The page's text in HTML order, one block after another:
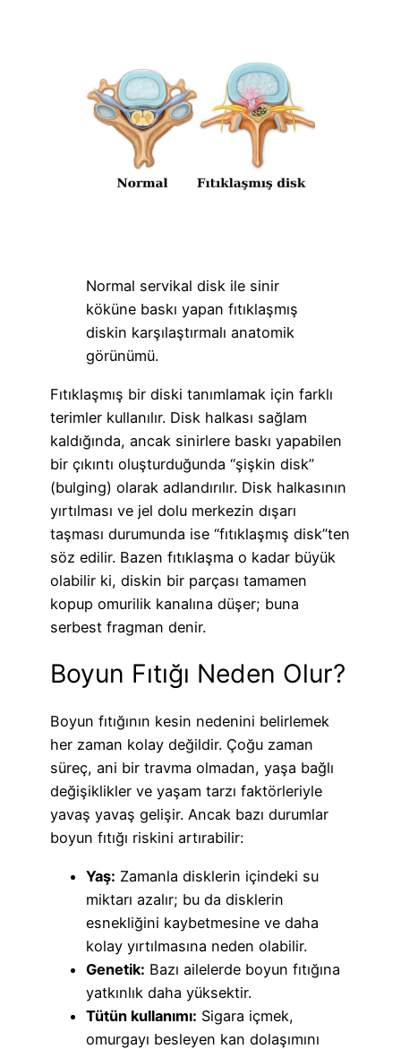
Normal servikal disk ile sinir
köküne baskı yapan fıtıklaşmış
diskin karşılaştırmalı anatomik
görünümü.
Fıtıklaşmış bir diski tanımlamak için farklı
terimler kullanılır. Disk halkası sağlam
kaldığında, ancak sinirlere baskı yapabilen
bir çıkıntı oluşturduğunda “şişkin disk”
(bulging) olarak adlandırılır. Disk halkasının
yırtılması ve jel dolu merkezin dışarı
taşması durumunda ise “fıtıklaşmış disk”ten
söz edilir. Bazen fıtıklaşma o kadar büyük
olabilir ki, diskin bir parçası tamamen
kopup omurilik kanalına düşer; buna
serbest fragman denir.
Boyun Fıtığı Neden Olur?
Boyun fıtığının kesin nedenini belirlemek
her zaman kolay değildir. Çoğu zaman
süreç, ani bir travma olmadan, yaşa bağlı
değişiklikler ve yaşam tarzı faktörleriyle
yavaş yavaş gelişir. Ancak bazı durumlar
boyun fıtığı riskini artırabilir:
Yaş: Zamanla disklerin içindeki su
miktarı azalır; bu da disklerin
esnekliğini kaybetmesine ve daha
kolay yırtılmasına neden olabilir.
Genetik: Bazı ailelerde boyun fıtığına
yatkınlık daha yüksektir.
Tütün kullanımı: Sigara içmek,
omurgayı besleyen kan dolaşımını